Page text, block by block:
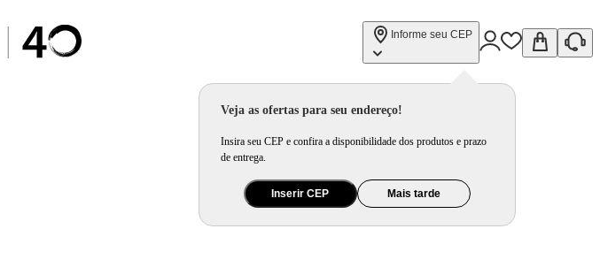
Informe seu CEP
Veja as ofertas para seu endereço!
Insira seu CEP e confira a disponibilidade dos produtos e prazo
de entrega.
Inserir CEP Mais tarde